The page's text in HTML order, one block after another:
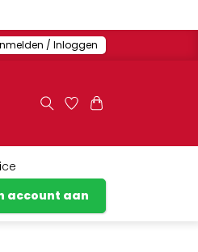
/ Inloggen
account aan